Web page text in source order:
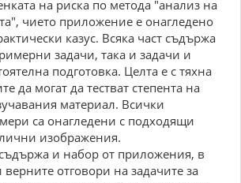
на риска по метода "анализ на
чието приложение е онагледено
казус. Всяка част съдържа
задачи, така и задачи и
подготовка. Целта е с тяхна
да могат да тестват степента на
материал. Всички
са онагледени с подходящи
изображения.
и набор от приложения, в
верните отговори на задачите за